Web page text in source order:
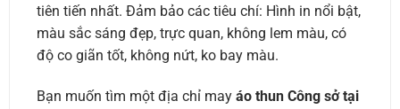
tiên tiến nhất. Đảm bảo các tiêu chí: Hình in nổi bật,
màu sắc sáng đẹp, trực quan, không lem màu, có
độ co giãn tốt, không nứt, ko bay màu.
Bạn muốn tìm một địa chỉ may áo thun Công sở tại